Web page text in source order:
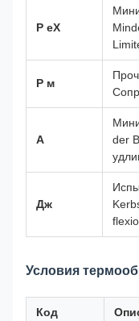
Р еХ
Р м
А
der
Дж
Условия
Код